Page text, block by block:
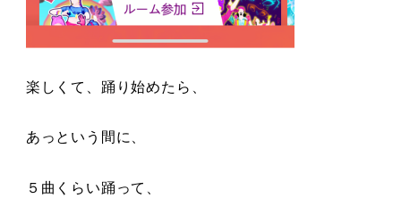
楽しくて、踊り始めたら、
あっという間に、
５曲くらい踊って、